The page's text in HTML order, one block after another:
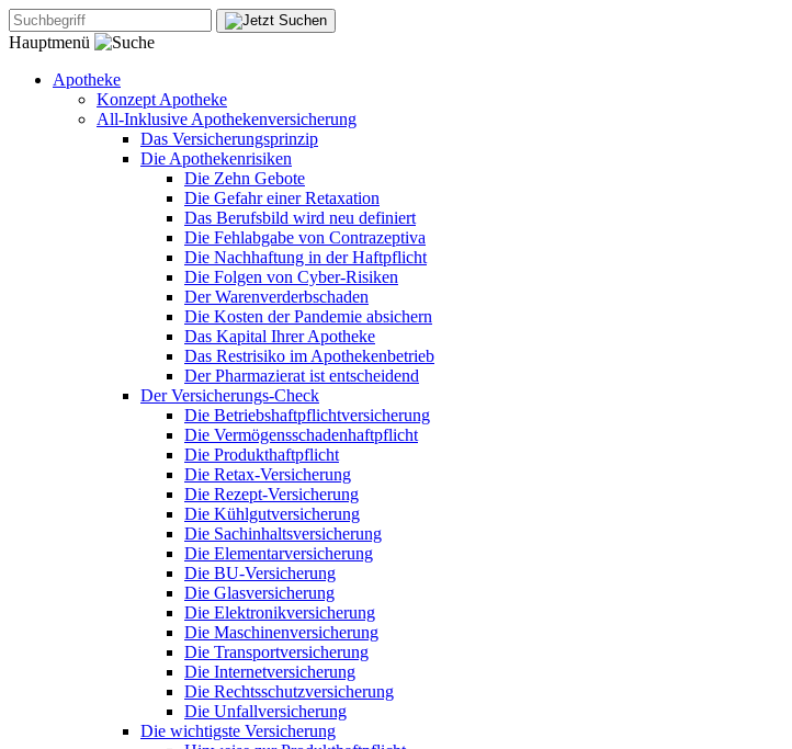
Hauptmenü
Apotheke
Konzept Apotheke
All-Inklusive Apothekenversicherung
Das Versicherungsprinzip
Die Apothekenrisiken
Die Zehn Gebote
Die Gefahr einer Retaxation
Das Berufsbild wird neu definiert
Die Fehlabgabe von Contrazeptiva
Die Nachhaftung in der Haftpflicht
Die Folgen von Cyber-Risiken
Der Warenverderbschaden
Die Kosten der Pandemie absichern
Das Kapital Ihrer Apotheke
Das Restrisiko im Apothekenbetrieb
Der Pharmazierat ist entscheidend
Der Versicherungs-Check
Die Betriebshaftpflichtversicherung
Die Vermögensschadenhaftpflicht
Die Produkthaftpflicht
Die Retax-Versicherung
Die Rezept-Versicherung
Die Kühlgutversicherung
Die Sachinhaltsversicherung
Die Elementarversicherung
Die BU-Versicherung
Die Glasversicherung
Die Elektronikversicherung
Die Maschinenversicherung
Die Transportversicherung
Die Internetversicherung
Die Rechtsschutzversicherung
Die Unfallversicherung
Die wichtigste Versicherung